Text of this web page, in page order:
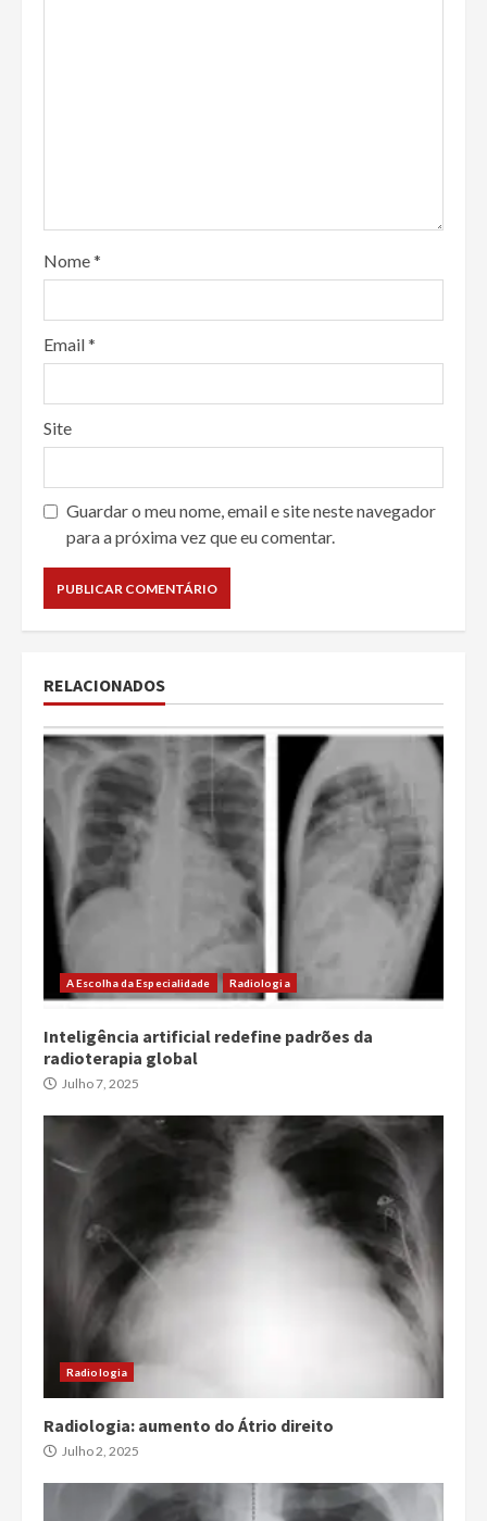
Nome*
Email*
Site
Guardar o meu nome, email e site neste navegador
para a próxima vez que eu comentar.
RELACIONADOS
A Escolha da Especialidade Radiologia
Inteligência artificial redefine padrões da
radioterapia global
Julho 7, 2025
Radiologia
Radiologia: aumento do Átrio direito
Julho 2, 2025